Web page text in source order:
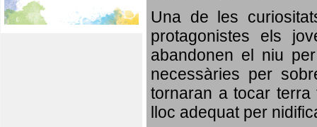
Una de les
protagonistes els
abandonen el niu
necessàries per
tornaran a tocar
lloc adequat per